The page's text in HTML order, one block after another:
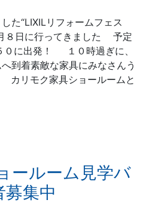
た“LIXILリフォームフェス
８日に行ってきました 予定
０に出発！ １０時過ぎに、
到着素敵な家具にみなさんう
リモク家具ショールームと
ールーム見学バ
集中